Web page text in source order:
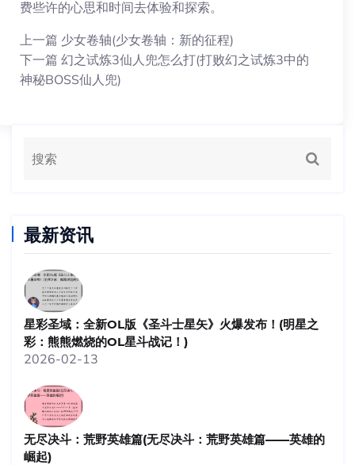
费些许的心思和时间去体验和探索。
上一篇 少女卷轴(少女卷轴：新的征程)
下一篇 幻之试炼3仙人兜怎么打(打败幻之试炼3中的
神秘BOSS仙人兜)
最新资讯
星彩圣域：全新OL版《圣斗士星矢》火爆发布！(明星之
彩：熊熊燃烧的OL星斗战记！)
2026-02-13
无尽决斗：荒野英雄篇(无尽决斗：荒野英雄篇——英雄的
崛起)